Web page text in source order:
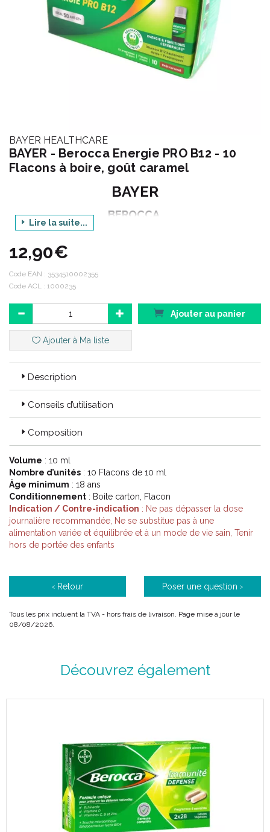
BAYER HEALTHCARE
BAYER - Berocca Energie PRO B12 - 10
Flacons à boire, goût caramel
BAYER
BEROCCA
Code EAN : 3534510002355
Code ACL : 1000235
Lire la suite...
12,90€
Code EAN : 3534510002355
Code ACL : 1000235
Ajouter au panier
Ajouter à Ma liste
Description
Conseils d’utilisation
Composition
Volume : 10 ml
Nombre d’unités : 10 Flacons de 10 ml
Âge minimum : 18 ans
Conditionnement : Boite carton, Flacon
Indication / Contre-indication : Ne pas dépasser la dose
journalière recommandée, Ne se substitue pas à une
alimentation variée et équilibrée et à un mode de vie sain, Tenir
hors de portée des enfants
‹ Retour Poser une question ›
Tous les prix incluent la TVA - hors frais de livraison. Page mise à jour le
08/08/2026.
Découvrez également